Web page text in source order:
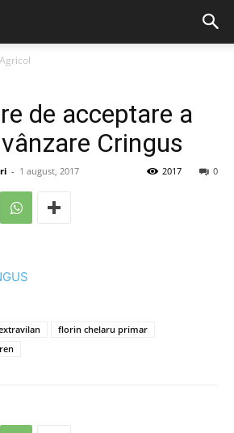
de acceptare a
Cringus
- 1 august, 2017 0
2017
florin chelaru primar